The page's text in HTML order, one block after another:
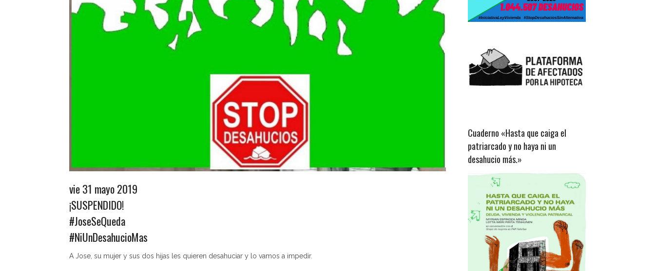
vie 31 mayo 2019
¡SUSPENDIDO!
#JoseSeQueda
#NiUnDesahucioMas
A Jose, su mujer y sus dos hijas les quieren desahuciar y lo vamos a impedir.
Cuaderno «Hasta que caiga el
patriarcado y no haya ni un
desahucio más.»